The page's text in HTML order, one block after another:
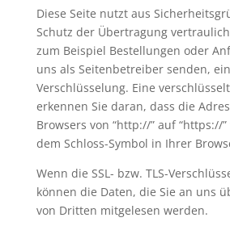
Diese Seite nutzt aus
Schutz der Übertragung
zum Beispiel Bestellungen oder
uns als Seitenbetreiber senden,
Verschlüsselung. Eine
erkennen Sie daran, dass die
Browsers von “http://” auf “https://
dem Schloss-Symbol in Ihrer
Wenn die SSL- bzw. TLS-
können die Daten, die Sie an uns
von Dritten mitgelesen werden.